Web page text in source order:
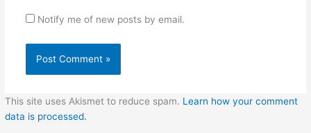
Notify me of new posts by email.
This site uses Akismet to reduce spam. Learn how your comment
data is processed.